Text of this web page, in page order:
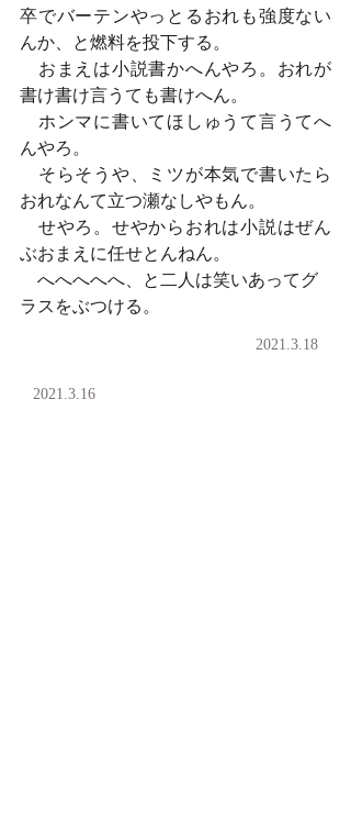
卒でバーテンやっとるおれも強度ない
んか、と燃料を投下する。
おまえは小説書かへんやろ。おれが
書け書け言うても書けへん。
ホンマに書いてほしゅうて言うてへ
んやろ。
そらそうや、ミツが本気で書いたら
おれなんて立つ瀬なしやもん。
せやろ。せやからおれは小説はぜん
ぶおまえに任せとんねん。
へへへへへ、と二人は笑いあってグ
ラスをぶつける。
2021.3.18
2021.3.16